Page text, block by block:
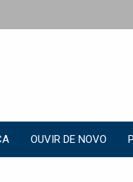
OUVIR DE NOVO